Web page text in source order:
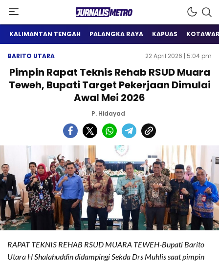
Jurnalis Metro
Satu Wadah Informasi
KALIMANTAN TENGAH PALANGKA RAYA KAPUAS
BARITO UTARA 22 April 2026 | 5:04 pm
Pimpin Rapat Teknis Rehab RSUD Muara
Teweh, Bupati Target Pekerjaan Dimulai
Awal Mei 2026
P. Hidayad
RAPAT TEKNIS REHAB RSUD MUARA TEWEH-Bupati Barito
Utara H Shalahuddin didampingi Sekda Drs Muhlis saat pimpin